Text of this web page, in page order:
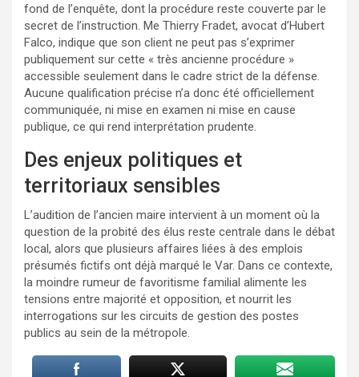
fond de l’enquête, dont la procédure reste couverte par le
secret de l’instruction. Me Thierry Fradet, avocat d’Hubert
Falco, indique que son client ne peut pas s’exprimer
publiquement sur cette « très ancienne procédure »
accessible seulement dans le cadre strict de la défense.
Aucune qualification précise n’a donc été officiellement
communiquée, ni mise en examen ni mise en cause
publique, ce qui rend interprétation prudente.
Des enjeux politiques et
territoriaux sensibles
L’audition de l’ancien maire intervient à un moment où la
question de la probité des élus reste centrale dans le débat
local, alors que plusieurs affaires liées à des emplois
présumés fictifs ont déjà marqué le Var. Dans ce contexte,
la moindre rumeur de favoritisme familial alimente les
tensions entre majorité et opposition, et nourrit les
interrogations sur les circuits de gestion des postes
publics au sein de la métropole.